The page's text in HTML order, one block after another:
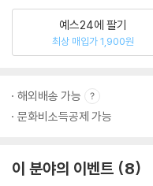
예스24에 팔기
최상 매입가 1,900원
해외배송 가능
문화비소득공제 가능
이 분야의 이벤트 8